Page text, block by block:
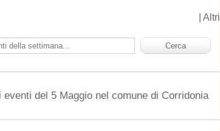
Altri
eventi del 5 Maggio nel comune di Corridonia